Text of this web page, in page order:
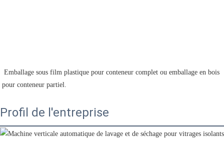
pour conteneur partiel.
Profil de l'entreprise